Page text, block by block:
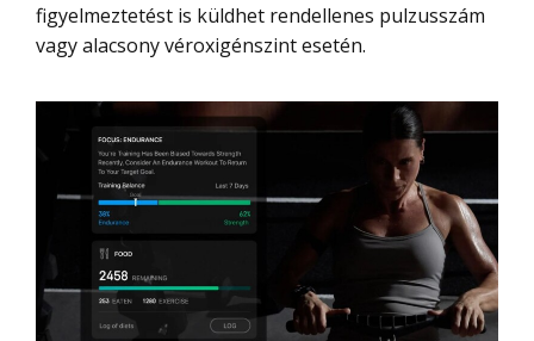
figyelmeztetést is küldhet rendellenes pulzusszám
vagy alacsony véroxigénszint esetén.